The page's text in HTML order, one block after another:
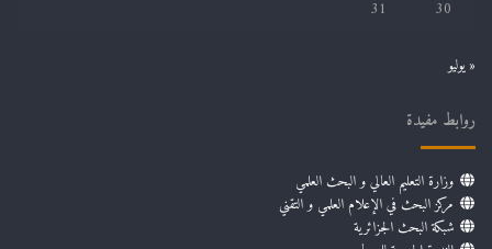
30
31
« يوليو
روابط مفيدة
وزارة التعليم العالي و البحث العلمي
مركز البحث في الإعلام العلمي و التقني
شبكة البحث الجزائرية